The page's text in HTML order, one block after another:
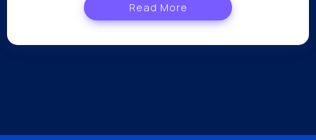
Read More